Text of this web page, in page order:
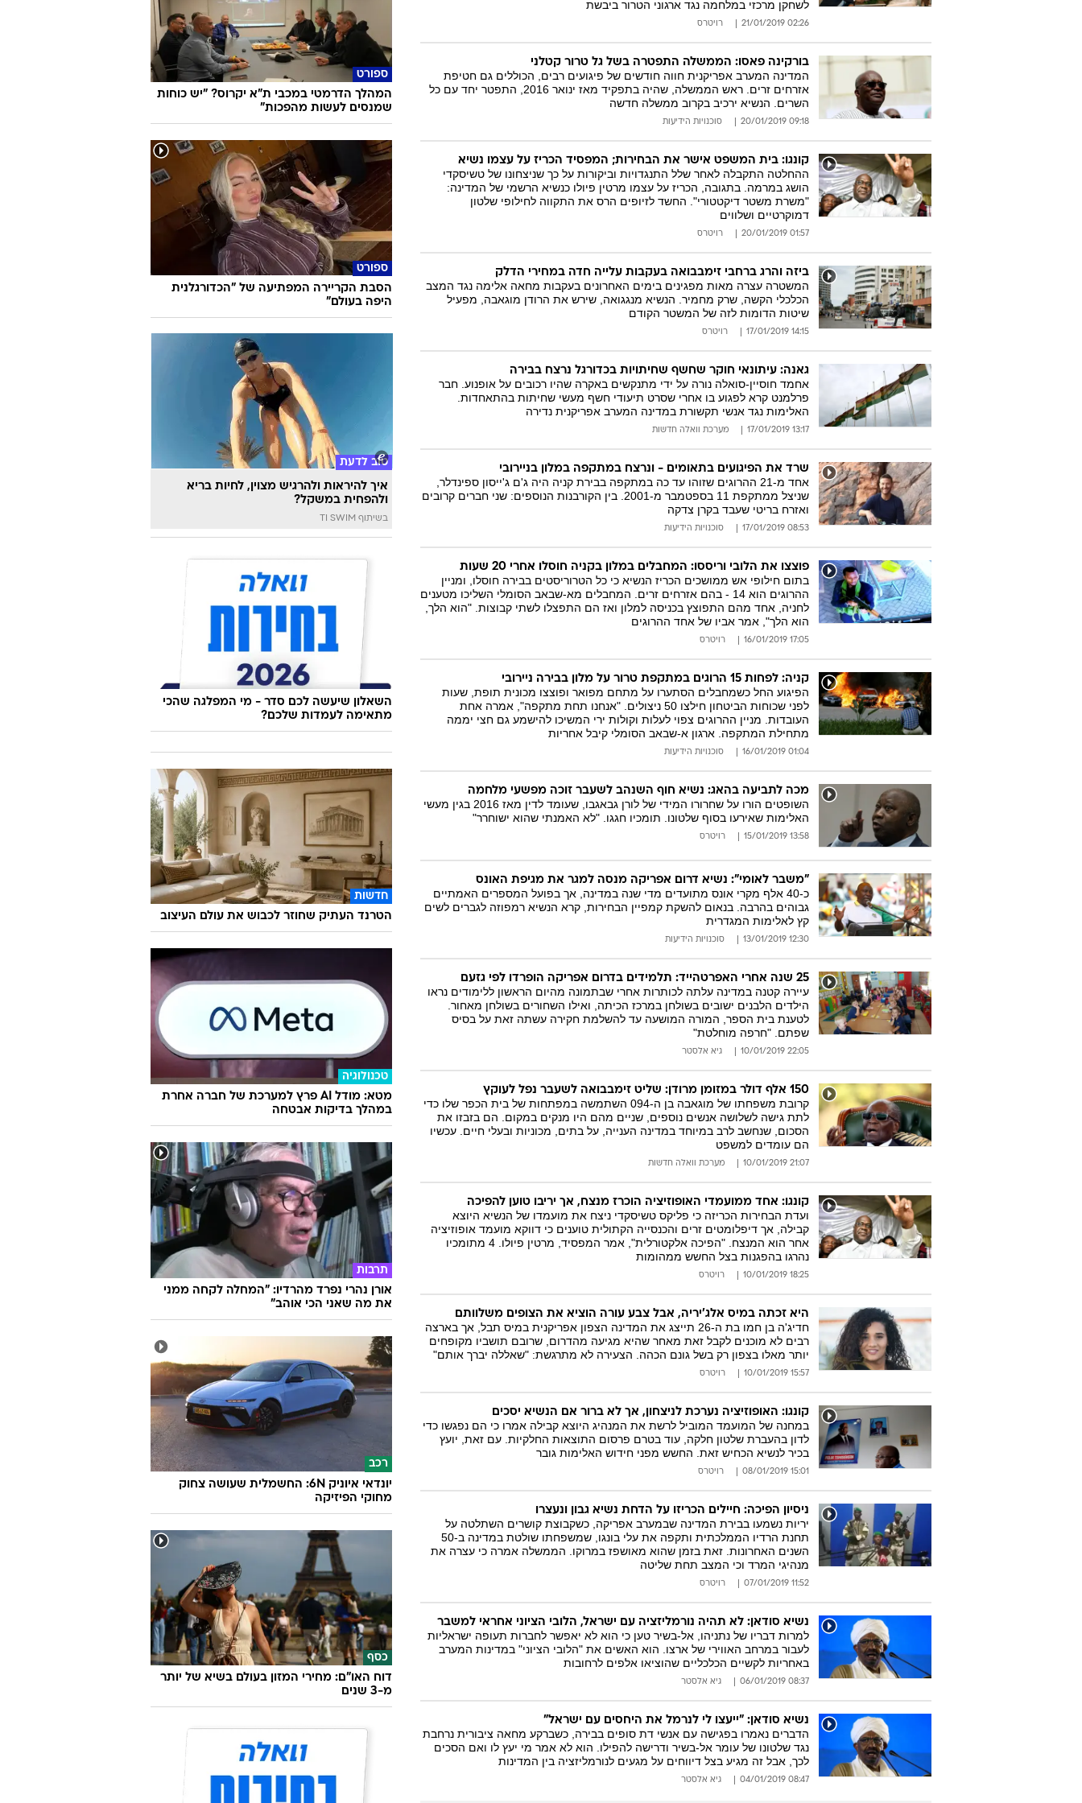
לשחקן מרכזי במלחמה נגד ארגוני הטרור ביבשת
02:26 21/01/2019 רויטרס
בורקינה פאסו: הממשלה התפטרה בשל גל טרור קטלני
המדינה המערב אפריקנית חווה חודשים של פיגועים רבים, הכוללים גם חטיפת
אזרחים זרים. ראש הממשלה, שהיה בתפקיד מאז ינואר 2016, התפטר יחד עם כל
השרים. הנשיא ירכיב בקרוב ממשלה חדשה
09:18 20/01/2019 סוכנויות הידיעות
קונגו: בית המשפט אישר את הבחירות; המפסיד הכריז על עצמו נשיא
ההחלטה התקבלה לאחר שלל התנגדויות וביקורות על כך שניצחונו של טשיסקדי
הושג במרמה. בתגובה, הכריז על עצמו מרטין פיולו כנשיא הרשמי של המדינה:
"משרת משטר דיקטטורי". החשד לזיופים הרס את התקווה לחילופי שלטון
דמוקרטיים ושלווים
01:57 20/01/2019 רויטרס
ביזה והרג ברחבי זימבבואה בעקבות עלייה חדה במחירי הדלק
המשטרה עצרה מאות מפגינים בימים האחרונים בעקבות מחאה אלימה נגד המצב
הכלכלי הקשה, שרק מחמיר. הנשיא מנגגואה, שירש את הרודן מוגאבה, מפעיל
שיטות הדומות לזה של המשטר הקודם
14:15 17/01/2019 רויטרס
גאנה: עיתונאי חוקר שחשף שחיתויות בכדורגל נרצח בבירה
אחמד חוסיין-סואלה נורה על ידי מתנקשים באקרה שהיו רכובים על אופנוע. חבר
פרלמנט קרא לפגוע בו אחרי שסרט תיעודי חשף מעשי שחיתות בהתאחדות.
האלימות נגד אנשי תקשורת במדינה המערב אפריקנית נדירה
13:17 17/01/2019 מערכת וואלה חדשות
שרד את הפיגועים בתאומים - ונרצח במתקפה במלון בניירובי
אחד מ-21 ההרוגים שזוהו עד כה במתקפה בבירת קניה היה ג'ם ג'ייסון ספינדלר,
שניצל ממתקפת 11 בספטמבר מ-2001. בין הקורבנות הנוספים: שני חברים קרובים
ואזרח בריטי שעבד בקרן צדקה
08:53 17/01/2019 סוכנויות הידיעות
פוצצו את הלובי וריססו: המחבלים במלון בקניה חוסלו אחרי 20 שעות
בתום חילופי אש ממושכים הכריז הנשיא כי כל הטרוריסטים בבירה חוסלו, ומניין
ההרוגים הוא 14 - בהם אזרחים זרים. המחבלים מא-שבאב הסומלי השליכו מטענים
לחניה, אחד מהם התפוצץ בכניסה למלון ואז הם התפצלו לשתי קבוצות. "הוא הלך,
הוא הלך", אמר אביו של אחד ההרוגים
17:05 16/01/2019 רויטרס
קניה: לפחות 15 הרוגים במתקפת טרור על מלון בבירה ניירובי
הפיגוע החל כשמחבלים הסתערו על מתחם מפואר ופוצצו מכונית תופת, שעות
לפני שכוחות הביטחון חילצו 50 ניצולים. "אנחנו תחת מתקפה", אמרה אחת
העובדות. מניין ההרוגים צפוי לעלות וקולות ירי המשיכו להישמע גם חצי יממה
מתחילת המתקפה. ארגון א-שבאב הסומלי קיבל אחריות
01:04 16/01/2019 סוכנויות הידיעות
מכה לתביעה בהאג: נשיא חוף השנהב לשעבר זוכה מפשעי מלחמה
השופטים הורו על שחרורו המידי של לורן גבאגבו, שעומד לדין מאז 2016 בגין מעשי
האלימות שאירעו בסוף שלטונו. תומכיו חגגו. "לא האמנתי שהוא ישוחרר"
13:58 15/01/2019 רויטרס
"משבר לאומי": נשיא דרום אפריקה מנסה למגר את מגיפת האונס
כ-40 אלף מקרי אונס מתועדים מדי שנה במדינה, אך בפועל המספרים האמתיים
גבוהים בהרבה. בנאום להשקת קמפיין הבחירות, קרא הנשיא רמפוזה לגברים לשים
קץ לאלימות המגדרית
12:30 13/01/2019 סוכנויות הידיעות
25 שנה אחרי האפרטהייד: תלמידים בדרום אפריקה הופרדו לפי גזעם
עיירה קטנה במדינה עלתה לכותרות אחרי שבתמונה מהיום הראשון ללימודים נראו
הילדים הלבנים ישובים בשולחן במרכז הכיתה, ואילו השחורים בשולחן מאחור.
לטענת בית הספר, המורה המושעה עד להשלמת חקירה עשתה זאת על בסיס
שפתם. "חרפה מוחלטת"
22:05 10/01/2019 גיא אלסטר
150 אלף דולר במזומן מרודן: שליט זימבבואה לשעבר נפל לעוקץ
קרובת משפחתו של מוגאבה בן ה-094 השתמשה במפתחות של בית הכפר שלו כדי
לתת גישה לשלושה אנשים נוספים, שניים מהם היו מנקים במקום. הם בזבזו את
הסכום, שנחשב לרב במיוחד במדינה הענייה, על בתים, מכוניות ובעלי חיים. עכשיו
הם עומדים למשפט
21:07 10/01/2019 מערכת וואלה חדשות
קונגו: אחד ממועמדי האופוזיציה הוכרז מנצח, אך יריבו טוען להפיכה
ועדת הבחירות הכריזה כי פליקס טשיסקדי ניצח את מועמדו של הנשיא היוצא
קבילה, אך דיפלומטים זרים והכנסייה הקתולית טוענים כי דווקא מועמד אופוזיציה
אחר הוא המנצח. "הפיכה אלקטורלית", אמר המפסיד, מרטין פיולו. 4 מתומכיו
נהרגו בהפגנות בצל החשש ממהומות
18:25 10/01/2019 רויטרס
היא זכתה במיס אלג'יריה, אבל צבע עורה הוציא את הצופים משלוותם
חדיג'ה בן חמו בת ה-26 תייצג את המדינה הצפון אפריקנית במיס תבל, אך בארצה
רבים לא מוכנים לקבל זאת מאחר שהיא מגיעה מהדרום, שרובם תושביו מקופחים
יותר מאלו בצפון רק בשל גונם הכהה. הצעירה לא מתרגשת: "שאללה יברך אותם"
15:57 10/01/2019 רויטרס
קונגו: האופוזיציה נערכת לניצחון, אך לא ברור אם הנשיא יסכים
במחנה של המועמד המוביל לרשת את המנהיג היוצא קבילה אמרו כי הם נפגשו כדי
לדון בהעברת שלטון חלקה, עוד בטרם פרסום התוצאות החלקיות. עם זאת, יועץ
בכיר לנשיא הכחיש זאת. החשש מפני חידוש האלימות גובר
15:01 08/01/2019 רויטרס
ניסיון הפיכה: חיילים הכריזו על הדחת נשיא גבון ונעצרו
יריות נשמעו בבירת המדינה שבמערב אפריקה, כשקבוצת קושרים השתלטה על
תחנת הרדיו הממלכתית ותקפה את עלי בונגו, שמשפחתו שולטת במדינה ב-50
השנים האחרונות. זאת בזמן שהוא מאושפז במרוקו. הממשלה אמרה כי עצרה את
מנהיגי המרד וכי המצב תחת שליטה
11:52 07/01/2019 רויטרס
נשיא סודאן: לא תהיה נורמליזציה עם ישראל, הלובי הציוני אחראי למשבר
למרות דבריו של נתניהו, אל-בשיר טען כי הוא לא יאפשר לחברות תעופה ישראליות
לעבור במרחב האווירי של ארצו. הוא האשים את "הלובי הציוני" במדינות המערב
באחריות לקשיים הכלכליים שהוציאו אלפים לרחובות
08:37 06/01/2019 גיא אלסטר
נשיא סודאן: "ייעצו לי לנרמל את היחסים עם ישראל"
הדברים נאמרו בפגישה עם אנשי דת סופים בבירה, כשברקע מחאה ציבורית נרחבת
נגד שלטונו של עומר אל-בשיר ודרישה להפילו. הוא לא אמר מי יעץ לו ואם הסכים
לכך, אבל זה מגיע בצל דיווחים על מגעים לנורמליזציה בין המדינות
08:47 04/01/2019 גיא אלסטר
ספורט
המהלך הדרמטי במכבי ת"א יקרוס? "יש כוחות
שמנסים לעשות מהפכות"
ספורט
הסבת הקריירה המפתיעה של "הכדורגלנית
היפה בעולם"
טוב לדעת
איך להיראות ולהרגיש מצוין, לחיות בריא
ולהפחית במשקל?
בשיתוף TI SWIM
השאלון שיעשה לכם סדר - מי המפלגה שהכי
מתאימה לעמדות שלכם?
חדשות
הטרנד העתיק שחוזר לכבוש את עולם העיצוב
טכנולוגיה
מטא: מודל AI פרץ למערכת של חברה אחרת
במהלך בדיקות אבטחה
תרבות
אורן נהרי נפרד מהרדיו: "המחלה לקחה ממני
את מה שאני הכי אוהב"
רכב
יונדאי איוניק 6N: החשמלית שעושה צחוק
מחוקי הפיזיקה
כסף
דוח האו"ם: מחירי המזון בעולם בשיא של יותר
מ-3 שנים